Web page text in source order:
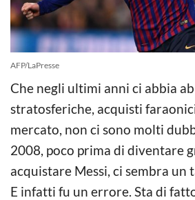
AFP/LaPresse
Che negli ultimi anni ci abbia
stratosferiche, acquisti
mercato, non ci sono molti
2008, poco prima di diventare
acquistare Messi, ci sembra un
E infatti fu un errore. Sta di